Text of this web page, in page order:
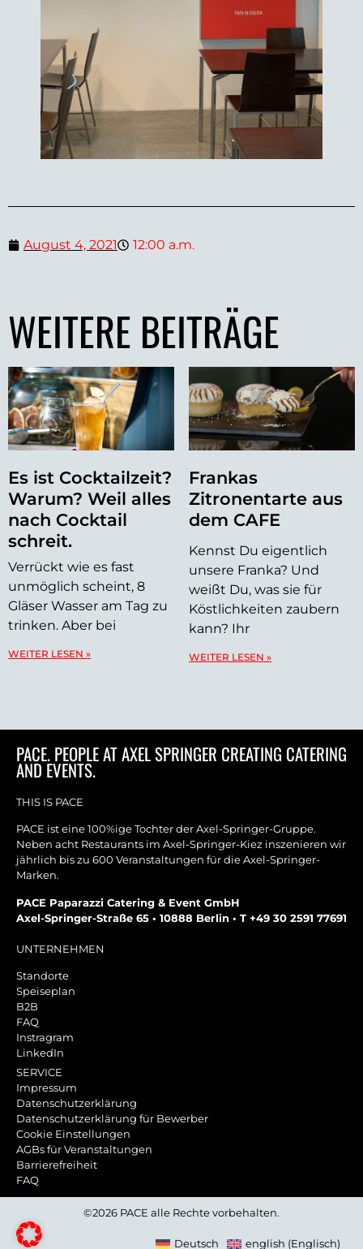
August 4, 2021 12:00 a.m.
WEITERE BEITRÄGE
Es ist Cocktailzeit?
Warum? Weil alles
nach Cocktail
schreit.
Verrückt wie es fast
unmöglich scheint, 8
Gläser Wasser am Tag zu
trinken. Aber bei
WEITER LESEN »
Frankas
Zitronentarte aus
dem CAFE
Kennst Du eigentlich
unsere Franka? Und
weißt Du, was sie für
Köstlichkeiten zaubern
kann? Ihr
WEITER LESEN »
PACE. PEOPLE AT AXEL SPRINGER CREATING CATERING
AND EVENTS.
THIS IS PACE
PACE ist eine 100%ige Tochter der Axel-Springer-Gruppe.
Neben acht Restaurants im Axel-Springer-Kiez inszenieren wir
jährlich bis zu 600 Veranstaltungen für die Axel-Springer-
Marken.
PACE Paparazzi Catering & Event GmbH
Axel-Springer-Straße 65 • 10888 Berlin • T +49 30 2591 77691
UNTERNEHMEN
Standorte
Speiseplan
B2B
FAQ
Instragram
LinkedIn
SERVICE
Impressum
Datenschutzerklärung
Datenschutzerklärung für Bewerber
Cookie Einstellungen
AGBs für Veranstaltungen
Barrierefreiheit
FAQ
©2026 PACE alle Rechte vorbehalten.
Deutsch english (Englisch)